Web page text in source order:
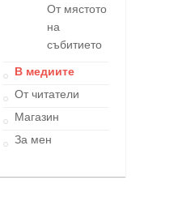
От мястото
на
събитието
В медиите
От читатели
Магазин
За мен